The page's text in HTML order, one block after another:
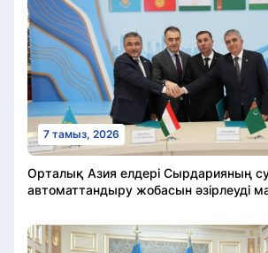
7 тамыз, 2026
Орталық Азия елдері Сырдарияның су
автоматтандыру жобасын әзірлеуді